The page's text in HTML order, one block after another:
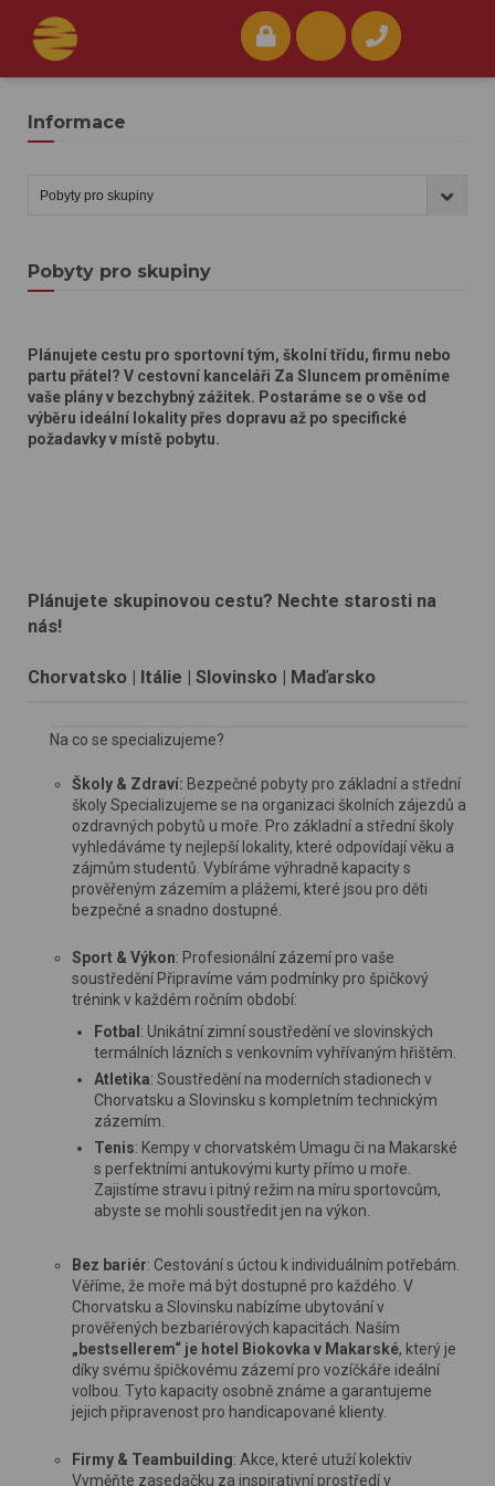
Informace
Pobyty pro skupiny
Plánujete cestu pro sportovní tým, školní třídu, firmu nebo
partu přátel? V cestovní kanceláři Za Sluncem proměníme
vaše plány v bezchybný zážitek. Postaráme se o vše od
výběru ideální lokality přes dopravu až po specifické
požadavky v místě pobytu.
Plánujete skupinovou cestu? Nechte starosti na
nás!
Chorvatsko | Itálie | Slovinsko | Maďarsko
Na co se specializujeme?
Školy & Zdraví: Bezpečné pobyty pro základní a střední
školy Specializujeme se na organizaci školních zájezdů a
ozdravných pobytů u moře. Pro základní a střední školy
vyhledáváme ty nejlepší lokality, které odpovídají věku a
zájmům studentů. Vybíráme výhradně kapacity s
prověřeným zázemím a plážemi, které jsou pro děti
bezpečné a snadno dostupné.
Sport & Výkon: Profesionální zázemí pro vaše
soustředění Připravíme vám podmínky pro špičkový
trénink v každém ročním období:
Fotbal : Unikátní zimní soustředění ve slovinských
termálních lázních s venkovním vyhřívaným hřištěm.
Atletika: Soustředění na moderních stadionech v
Chorvatsku a Slovinsku s kompletním technickým
zázemím.
Tenis: Kempy v chorvatském Umagu či na Makarské
s perfektními antukovými kurty přímo u moře.
Zajistíme stravu i pitný režim na míru sportovcům,
abyste se mohli soustředit jen na výkon.
Bez bariér: Cestování s úctou k individuálním potřebám.
Věříme, že moře má být dostupné pro každého. V
Chorvatsku a Slovinsku nabízíme ubytování v
prověřených bezbariérových kapacitách. Naším
„bestsellerem“ je hotel Biokovka v Makarské, který je
díky svému špičkovému zázemí pro vozíčkáře ideální
volbou. Tyto kapacity osobně známe a garantujeme
jejich připravenost pro handicapované klienty.
Firmy & Teambuilding: Akce, které utuží kolektiv
Vyměňte zasedačku za inspirativní prostředí v